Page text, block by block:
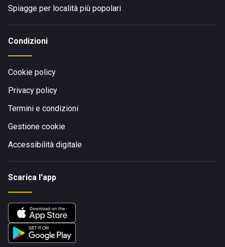
Spiagge per località più popolari
Condizioni
Cookie policy
Privacy policy
Termini e condizioni
Gestione cookie
Accessibilità digitale
Scarica l'app